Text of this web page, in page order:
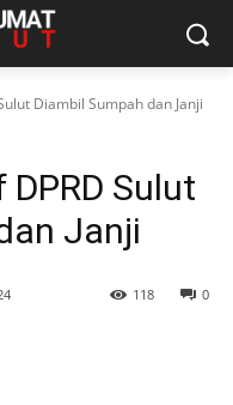
Diambil Sumpah dan Janji
Sulut
Janji
0
118